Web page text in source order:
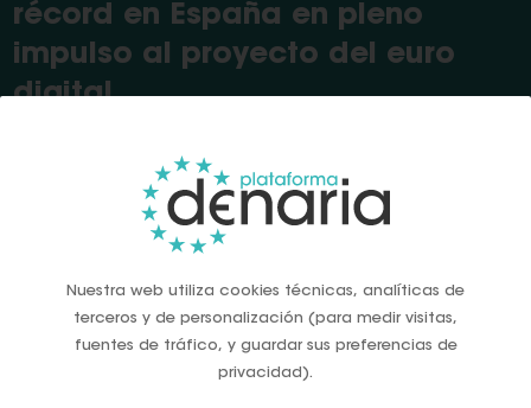
récord en España en pleno
impulso al proyecto del euro
digital
Nuestra web utiliza cookies técnicas, analíticas de
terceros y de personalización (para medir visitas,
fuentes de tráfico, y guardar sus preferencias de
privacidad).